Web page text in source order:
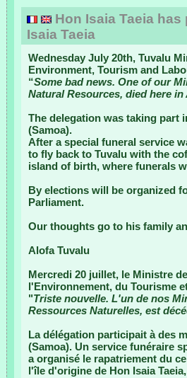
Hon Isaia Taeia
Isaia Taeia
Wednesday July 20th, Tuvalu
Environment, Tourism and
“Some bad news. One of our
Natural Resources, died here in
The delegation was taking part
(Samoa).
After a special funeral service
to fly back to Tuvalu with the
island of birth, where funerals
By elections will be organized
Parliament.
Our thoughts go to his family
Alofa Tuvalu
Mercredi 20 juillet, le Ministre
l'Environnement, du Tourisme
"Triste nouvelle. L'un de nos
Ressources Naturelles, est
La délégation participait à des
(Samoa). Un service funéraire
a organisé le rapatriement du
l'île d'origine de Hon Isaia